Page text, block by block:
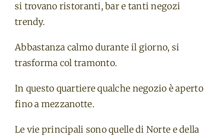
si trovano ristoranti, bar e tanti negozi
trendy.
Abbastanza calmo durante il giorno, si
trasforma col tramonto.
In questo quartiere qualche negozio è aperto
fino a mezzanotte.
Le vie principali sono quelle di Norte e della